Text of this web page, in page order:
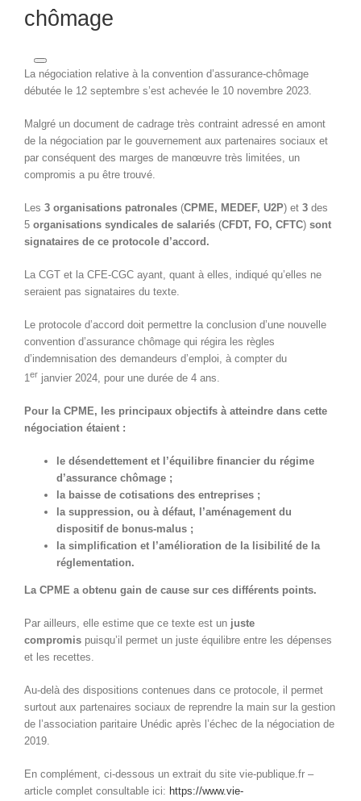
chômage
La négociation relative à la convention d’assurance-chômage
débutée le 12 septembre s’est achevée le 10 novembre 2023.
Malgré un document de cadrage très contraint adressé en amont
de la négociation par le gouvernement aux partenaires sociaux et
par conséquent des marges de manœuvre très limitées, un
compromis a pu être trouvé.
Les 3 organisations patronales(CPME, MEDEF, U2P) et 3des
5 organisations syndicales de salariés(CFDT, FO, CFTC) sont
signataires de ce protocole d’accord.
La CGT et la CFE-CGC ayant, quant à elles, indiqué qu’elles ne
seraient pas signataires du texte.
Le protocole d’accord doit permettre la conclusion d’une nouvelle
convention d’assurance chômage qui régira les règles
d’indemnisation des demandeurs d’emploi, à compter du
1er janvier 2024, pour une durée de 4 ans.
Pour la CPME, les principaux objectifs à atteindre dans cette
négociation étaient :
le désendettement et l’équilibre financier du régime
d’assurance chômage ;
la baisse de cotisations des entreprises ;
la suppression, ou à défaut, l’aménagement du
dispositif de bonus-malus ;
la simplification et l’amélioration de la lisibilité de la
réglementation.
La CPME a obtenu gain de cause sur ces différents points.
Par ailleurs, elle estime que ce texte est un juste
compromispuisqu’il permet un juste équilibre entre les dépenses
et les recettes.
Au-delà des dispositions contenues dans ce protocole, il permet
surtout aux partenaires sociaux de reprendre la main sur la gestion
de l’association paritaire Unédic après l’échec de la négociation de
2019.
En complément, ci-dessous un extrait du site vie-publique.fr –
article complet consultable ici: https://www.vie-